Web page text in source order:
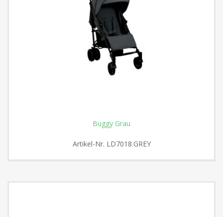
Buggy Grau
Artikel-Nr. LD7018.GREY